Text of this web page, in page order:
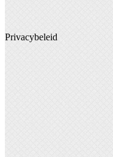
Privacybeleid